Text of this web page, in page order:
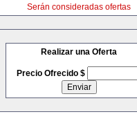
Serán consideradas ofertas
Realizar una Oferta
Precio Ofrecido $